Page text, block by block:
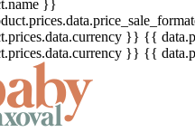
}}
}} {{
}} {{